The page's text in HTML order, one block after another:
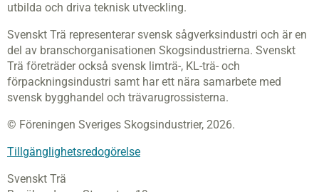
utbilda och driva teknisk utveckling.
Svenskt Trä representerar svensk sågverksindustri och är en
del av branschorganisationen Skogsindustrierna. Svenskt
Trä företräder också svensk limträ-, KL-trä- och
förpackningsindustri samt har ett nära samarbete med
svensk bygghandel och trävarugrossisterna.
© Föreningen Sveriges Skogsindustrier, 2026.
Tillgänglighetsredogörelse
Svenskt Trä